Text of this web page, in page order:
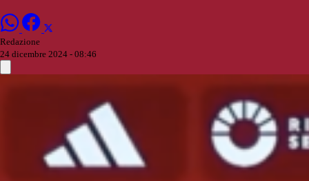
Redazione
24 dicembre 2024 - 08:46